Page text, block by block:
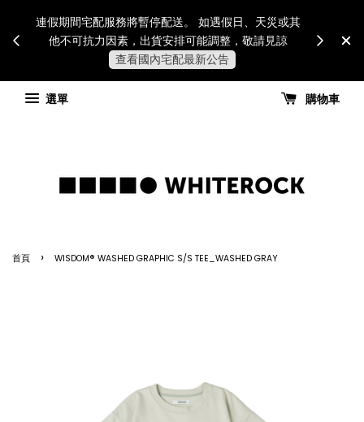
連假期間宅配服務將暫停配送。 如遇假日、天災或其
他不可抗力因素，出貨安排可能調整，敬請見諒
查看國內宅配最新公告
for all
國
選單
購物車
首頁 › WISDOM® WASHED GRAPHIC S/S TEE_WASHED GRAY